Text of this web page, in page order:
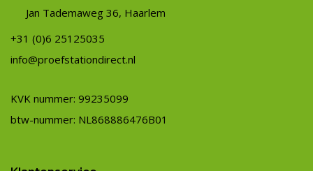
Jan Tademaweg 36, Haarlem
+31 (0)6 25125035
info@proefstationdirect.nl
KVK nummer: 99235099
btw-nummer: NL868886476B01